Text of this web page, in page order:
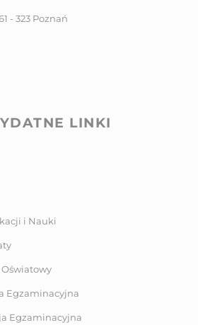
- 323 Poznań
LINKI
i Nauki
Egzaminacyjna
Egzaminacyjna